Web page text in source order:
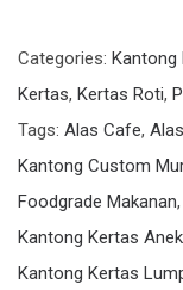
Categories: Kantong
Kertas, Kertas Roti,
Tags: Alas Cafe,
Kantong Custom
Foodgrade Makanan,
Kantong Kertas
Kantong Kertas